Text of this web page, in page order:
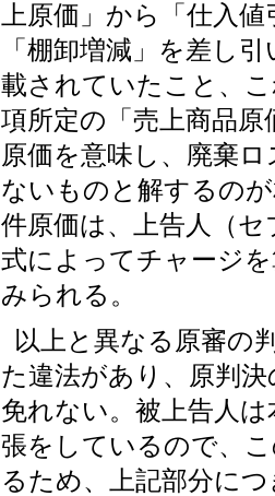
上原価」から「仕入
「棚卸増減」を差し
載されていたこと、
項所定の「売上商品
原価を意味し、廃棄
ないものと解するの
件原価は、上告人（
式によってチャージ
みられる。
以上と異なる原審の
た違法があり、原判
免れない。被上告人
張をしているので、
るため、上記部分に